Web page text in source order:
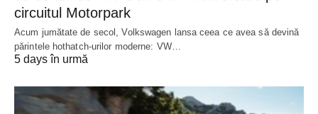
circuitul Motorpark
Acum jumătate de secol, Volkswagen lansa ceea ce avea să devină
părintele hothatch-urilor moderne: VW…
5 days în urmă